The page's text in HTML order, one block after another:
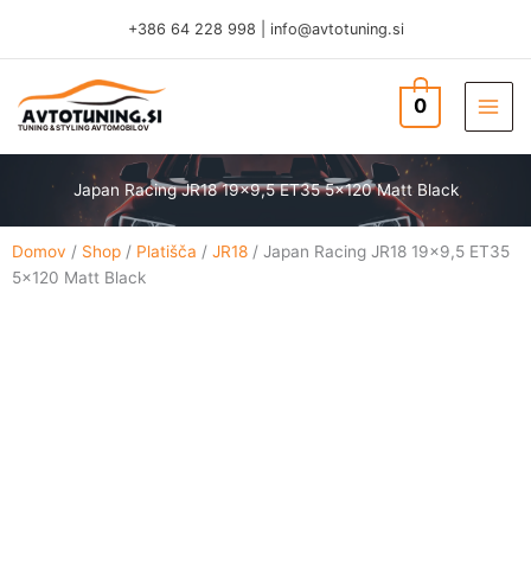
content
+386 64 228 998 info@avtotuning.si
TUNING & STYLING AVTOMOBILOV
0
Japan Racing JR18 19×9,5 ET35 5×120 Matt Black
Domov / Shop / Platišča / JR18 / Japan Racing JR18 19×9,5 ET35
5×120 Matt Black